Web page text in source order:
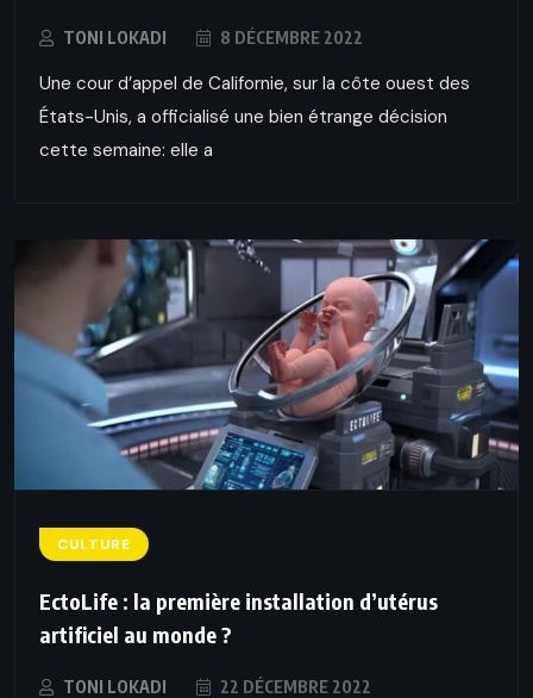
TONI LOKADI 8 DÉCEMBRE 2022
Une cour d’appel de Californie, sur la côte ouest des
États-Unis, a officialisé une bien étrange décision
cette semaine: elle a
CULTURE
EctoLife : la première installation d’utérus
artificiel au monde ?
TONI LOKADI 22 DÉCEMBRE 2022